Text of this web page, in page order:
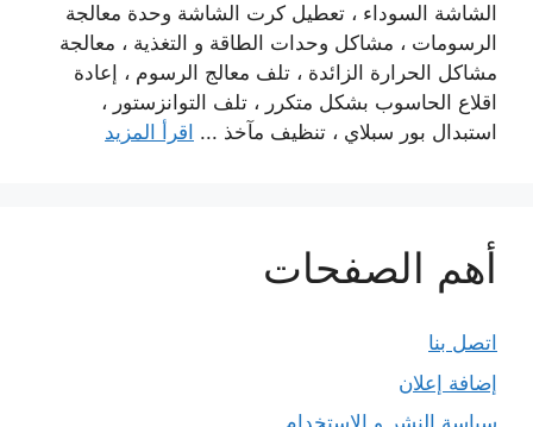
الشاشة السوداء ، تعطيل كرت الشاشة وحدة معالجة
الرسومات ، مشاكل وحدات الطاقة و التغذية ، معالجة
مشاكل الحرارة الزائدة ، تلف معالج الرسوم ، إعادة
اقلاع الحاسوب بشكل متكرر ، تلف التوانزستور ،
استبدال بور سبلاي ، تنظيف مآخذ ... اقرأ المزيد
أهم الصفحات
اتصل بنا
إضافة إعلان